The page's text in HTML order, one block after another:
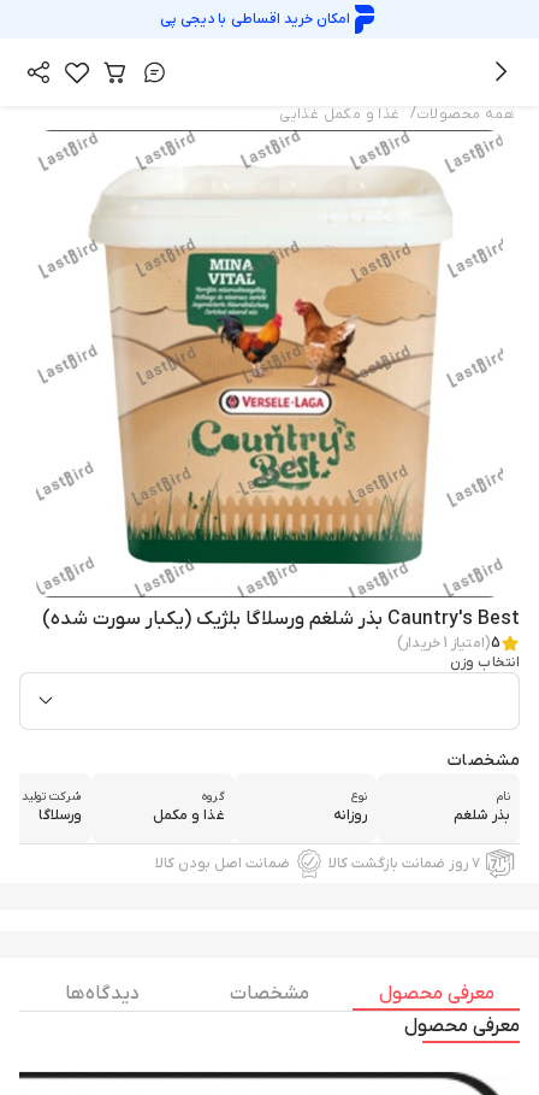
امکان خرید اقساطی بادیجی پی
همه محصولات/ غذا و مکمل غذایی
Cauntry's Best بذر شلغم ورسلاگا بلژیک (یکبار سورت شده)
5(امتیاز 1خریدار)
انتخاب وزن
مشخصات
نام
بذر شلغم
نوع
روزانه
گروه
غذا و مکمل
شرکت تولید
ورسلاگا
۷ روز ضمانت بازگشت کالا ضمانت اصل بودن کالا
معرفی محصول مشخصات
دیدگاه ها
معرفی محصول